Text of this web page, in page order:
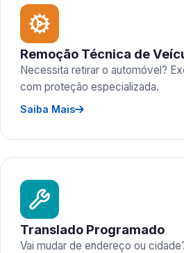
Remoção Técnica de
Necessita retirar o automóvel?
com proteção especializada.
Saiba Mais
Translado Programado
Vai mudar de endereço ou